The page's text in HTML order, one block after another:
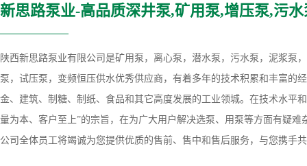
新思路泵业-高品质深井泵,矿用泵,增压泵,污
陕西新思路泵业有限公司是矿用泵，离心泵，潜水泵，污水泵，泥浆泵
泵，试压泵，变频恒压供水优秀供应商，有着多年的技术积累和丰富的
金、建筑、制糖、制纸、食品和其它高度发展的工业领城。在技术水平
量为本、客户至上”的宗旨，在为广大用户解决选泵、用泵等方面有疑
公司全体员工将竭诚为您提供优质的售前、售中和售后服务，与您携手